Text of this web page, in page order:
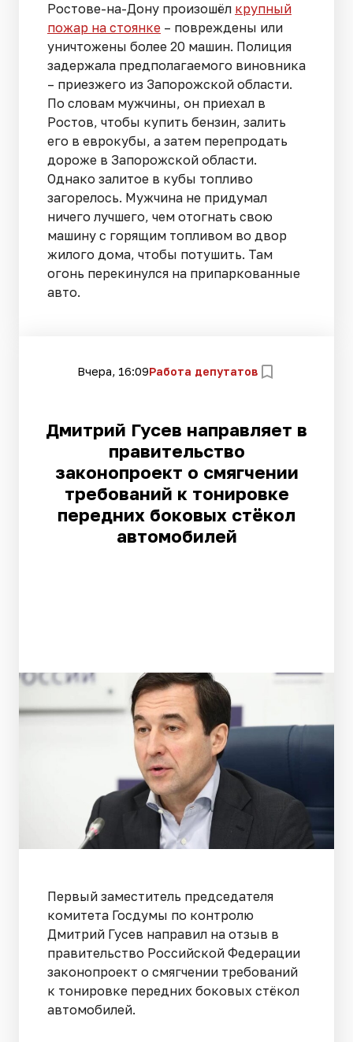
Ростове-на-Дону произошёл крупный
пожар на стоянке – повреждены или
уничтожены более 20 машин. Полиция
задержала предполагаемого виновника
– приезжего из Запорожской области.
По словам мужчины, он приехал в
Ростов, чтобы купить бензин, залить
его в еврокубы, а затем перепродать
дороже в Запорожской области.
Однако залитое в кубы топливо
загорелось. Мужчина не придумал
ничего лучшего, чем отогнать свою
машину с горящим топливом во двор
жилого дома, чтобы потушить. Там
огонь перекинулся на припаркованные
авто.
Вчера, 16:09Работа депутатов
Дмитрий Гусев направляет в
правительство
законопроект о смягчении
требований к тонировке
передних боковых стёкол
автомобилей
Первый заместитель председателя
комитета Госдумы по контролю
Дмитрий Гусев направил на отзыв в
правительство Российской Федерации
законопроект о смягчении требований
к тонировке передних боковых стёкол
автомобилей.